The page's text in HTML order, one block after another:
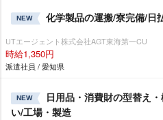
NEW 化学製品の運搬/寮完備/日
UTエージェント株式会社AGT東海第一CU
時給1,350円
派遣社員 / 愛知県
NEW
日用品・消費財の型替え
い/工場・製造